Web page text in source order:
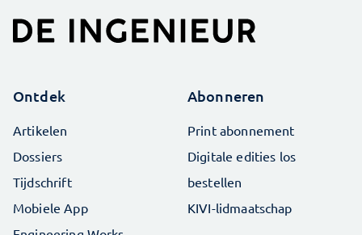
Ontdek
Artikelen
Dossiers
Tijdschrift
Mobiele App
Abonneren
Print abonnement
Digitale edities los
bestellen
KIVI-lidmaatschap